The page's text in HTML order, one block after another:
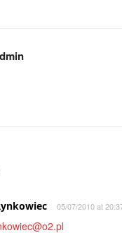
05/07/2010 at